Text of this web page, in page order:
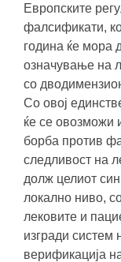
Европските
фалсификати,
година ќе мора
означување на
со
Со овој
ќе се овозможи
борба против
следливост на
долж целиот
локално ниво,
лековите и
изгради систем
верификација